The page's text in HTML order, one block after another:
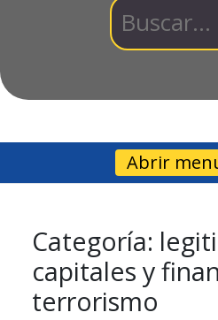
Abrir
Categoría:
capitales y
terrorismo